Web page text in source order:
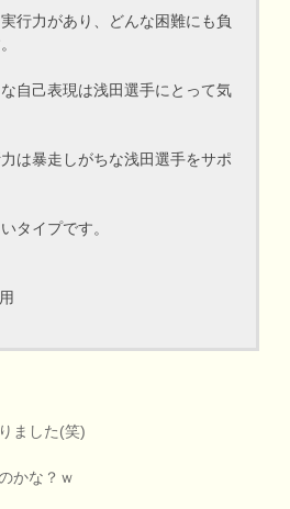
行力があり、どんな困難にも負
自己表現は浅田選手にとって気
は暴走しがちな浅田選手をサポ
タイプです。
ました(笑)
かな？ｗ